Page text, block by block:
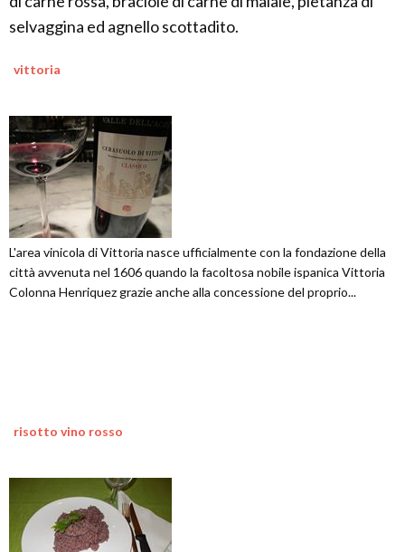
selvaggina ed agnello scottadito.
vittoria
L'area vinicola di Vittoria nasce ufficialmente con la fondazione della
città avvenuta nel 1606 quando la facoltosa nobile ispanica Vittoria
Colonna Henriquez grazie anche alla concessione del proprio...
risotto vino rosso